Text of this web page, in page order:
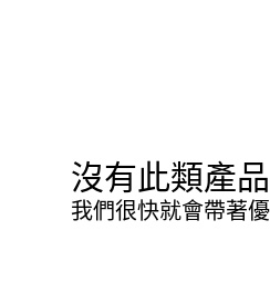
沒有此類產品
我們很快就會帶著